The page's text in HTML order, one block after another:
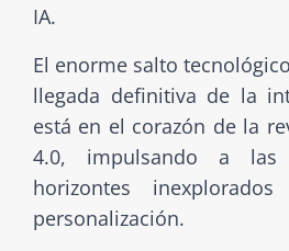
IA.
El enorme salto
llegada definitiva de la
está en el corazón de la
4.0, impulsando a las
horizontes
personalización.